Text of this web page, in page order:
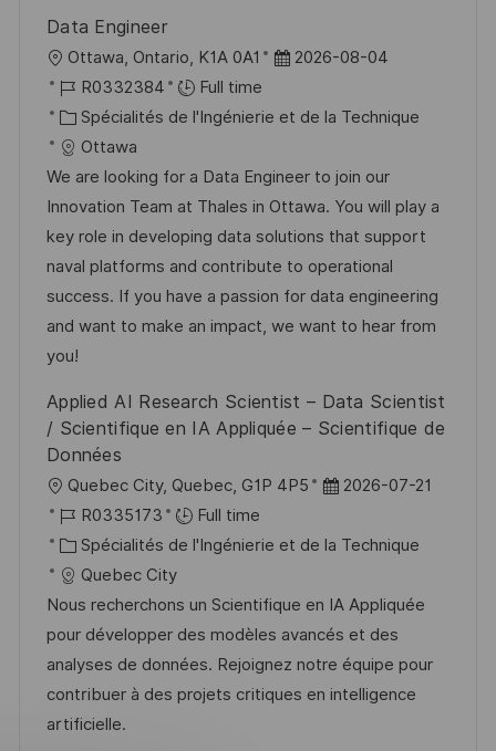
g
p
o
s
t
e
Data Engineer
o
c
a
l
i
s
a
t
i
o
Ottawa, Ontario, K1A 0A1
D
t
d
’
a
f
f
i
a
2026-08-04
R
é
f
é
r
e
n
c
e
d
p
s
t
e
R0332384
Full time
C
a
t
é
g
o
r
i
e
Spécialités de l'Ingénierie et de la Technique
Ottawa
We are looking for a Data Engineer to join our
Innovation Team at Thales in Ottawa. You will play a
key role in developing data solutions that support
naval platforms and contribute to operational
success. If you have a passion for data engineering
and want to make an impact, we want to hear from
you!
Applied AI Research Scientist – Data Scientist
/ Scientifique en IA Appliquée – Scientifique de
Données
o
c
a
l
i
s
a
t
Quebec City, Quebec, G1P 4P5
D
t
d
’
a
f
2026-07-21
R
é
f
é
r
e
n
c
R0335173
Full time
C
a
t
é
g
o
r
Spécialités de l'Ingénierie et de la Technique
Quebec City
Nous recherchons un Scientifique en IA Appliquée
pour développer des modèles avancés et des
analyses de données. Rejoignez notre équipe pour
contribuer à des projets critiques en intelligence
artificielle.